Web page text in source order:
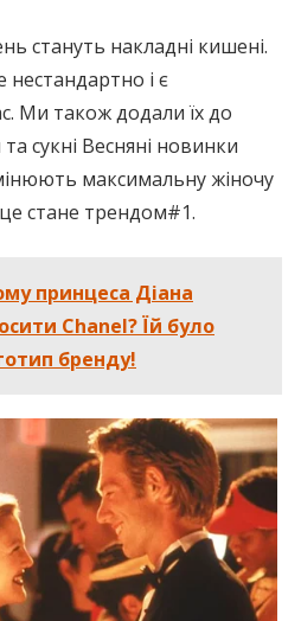
стануть накладні кишені.
і є
Ми також додали їх до
та сукні Весняні новинки
максимальну жіночу
стане трендом#1.
принцеcа Діана
Chanel? Їй було
бренду!